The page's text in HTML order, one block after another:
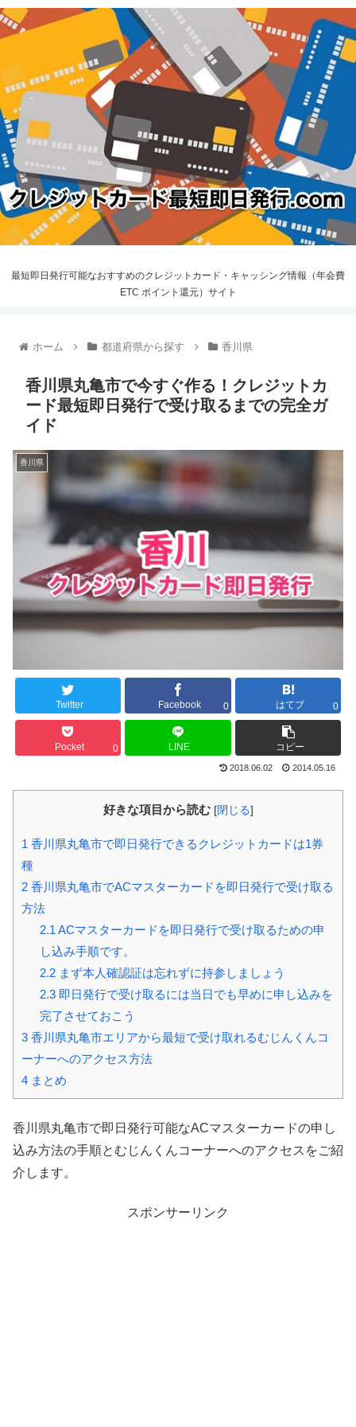
最短即日発行可能なおすすめのクレジットカード・キャッシング情報（年会費
ETC ポイント還元）サイト
ホーム 都道府県から探す 香川県
香川県丸亀市で今すぐ作る！クレジットカ
ード最短即日発行で受け取るまでの完全ガ
イド
香川県
Twitter Facebook 0 はてブ 0
Pocket 0 LINE コピー
2018.06.02 2014.05.16
好きな項目から読む [閉じる]
1 香川県丸亀市で即日発行できるクレジットカードは1券
種
2 香川県丸亀市でACマスターカードを即日発行で受け取る
方法
2.1 ACマスターカードを即日発行で受け取るための申
し込み手順です。
2.2まず本人確認証は忘れずに持参しましょう
2.3即日発行で受け取るには当日でも早めに申し込みを
完了させておこう
3 香川県丸亀市エリアから最短で受け取れるむじんくんコ
ーナーへのアクセス方法
4 まとめ
香川県丸亀市で即日発行可能なACマスターカードの申し
込み方法の手順とむじんくんコーナーへのアクセスをご紹
介します。
スポンサーリンク